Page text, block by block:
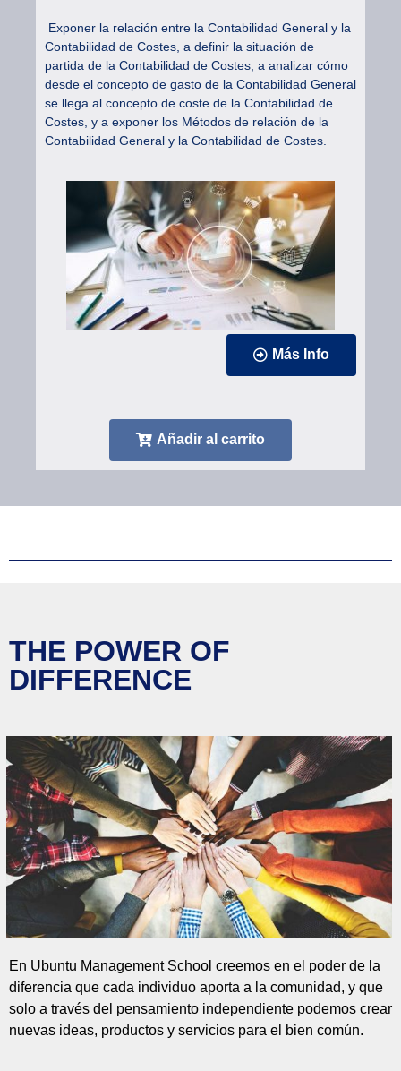
Exponer la relación entre la Contabilidad General y la
Contabilidad de Costes, a definir la situación de
partida de la Contabilidad de Costes, a analizar cómo
desde el concepto de gasto de la Contabilidad General
se llega al concepto de coste de la Contabilidad de
Costes, y a exponer los Métodos de relación de la
Contabilidad General y la Contabilidad de Costes.
Más Info
Añadir al carrito
THE POWER OF
DIFFERENCE
En Ubuntu Management School creemos en el poder de la
diferencia que cada individuo aporta a la comunidad, y que
solo a través del pensamiento independiente podemos crear
nuevas ideas, productos y servicios para el bien común.